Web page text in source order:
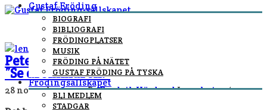
Gustaf Fröding
BIOGRAFI
BIBLIOGRAFI
FRÖDINGPLATSER
MUSIK
FRÖDING PÅ NÄTET
GUSTAF FRÖDING PÅ TYSKA
Frödingsällskapet
BLI MEDLEM
STADGAR
Peter Lenken om sin nya Frödingroman
”Se drömmaren!”
28 november, 2021ByFredrik HöglundInnyheter/